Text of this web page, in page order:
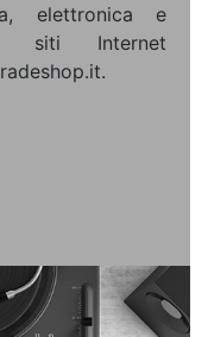
elettronica e
i siti Internet